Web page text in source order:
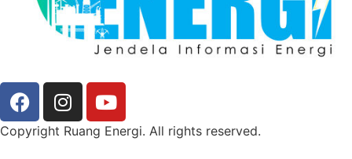
Copyright Ruang Energi. All rights reserved.